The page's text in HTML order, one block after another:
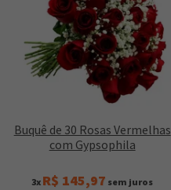
Buquê de 30 Rosas Vermelhas
com Gypsophila
3x R$ 145,97 sem juros